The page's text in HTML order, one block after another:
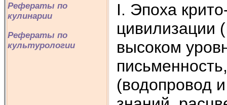
Рефераты по
кулинарии
Рефераты по
культурологии
I. Эпоха
цивилизации
высоком
(водопровод